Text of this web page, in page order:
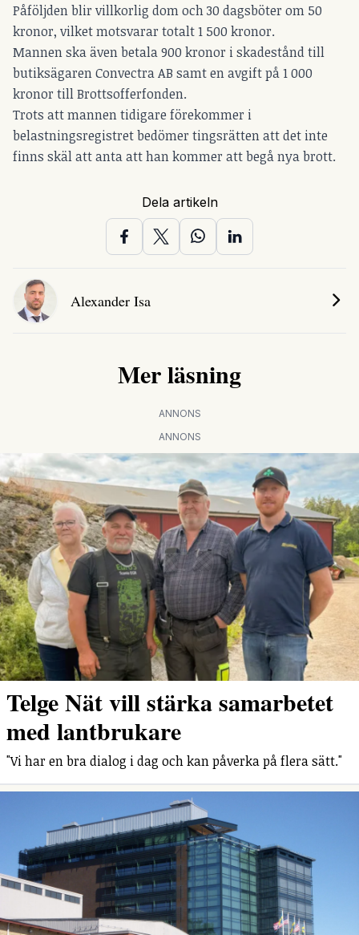
Påföljden blir villkorlig dom och 30 dagsböter om 50
kronor, vilket motsvarar totalt 1 500 kronor.
Mannen ska även betala 900 kronor i skadestånd till
butiksägaren Convectra AB samt en avgift på 1 000
kronor till Brottsofferfonden.
Trots att mannen tidigare förekommer i
belastningsregistret bedömer tingsrätten att det inte
finns skäl att anta att han kommer att begå nya brott.
Dela artikeln
Alexander Isa
Mer läsning
ANNONS
ANNONS
Telge Nät vill stärka samarbetet
med lantbrukare
"Vi har en bra dialog i dag och kan påverka på flera sätt."